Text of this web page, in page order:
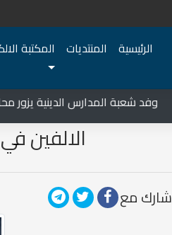
الرئيسية المنتديات المكتبة
وفد شعبة المدارس الدينية يزور
الالفين
شارك مع